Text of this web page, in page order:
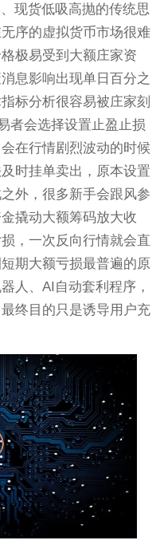
现货低吸高抛的传统思
序的虚拟货币市场很难
极易受到大额庄家资
息影响出现单日百分之
标分析很容易被庄家刻
者会选择设置止盈止损
在行情剧烈波动的时候
时挂单卖出，原本设置
外，很多新手会跟风参
撬动大额筹码放大收
，一次反向行情就会直
期大额亏损最普遍的原
人、AI自动套利程序，
终目的只是诱导用户充